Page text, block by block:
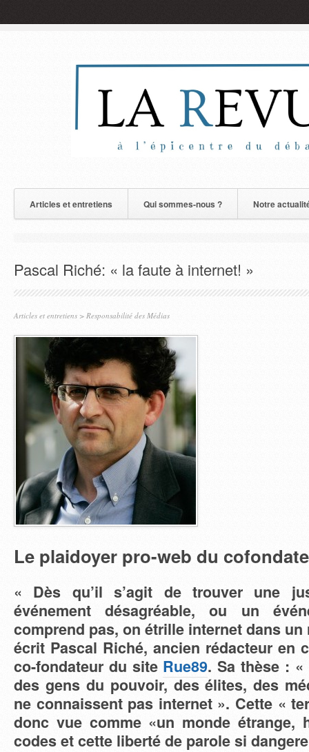
Articles et entretiens Qui sommes-nous ? Notre
Pascal Riché: « la faute à internet! »
Articles et entretiens > Responsabilité des Médias
Le plaidoyer pro-web du
« Dès qu’il s’agit de trouver une
événement désagréable, ou un
comprend pas, on étrille internet dans un
écrit Pascal Riché, ancien rédacteur en
co-fondateur du site Rue89. Sa thèse :
des gens du pouvoir, des élites, des
ne connaissent pas internet ». Cette «
donc vue comme «un monde
codes et cette liberté de parole si